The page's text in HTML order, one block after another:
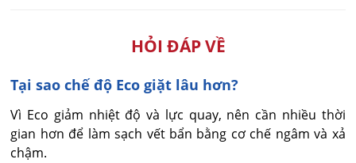
HỎI ĐÁP VỀ
Tại sao chế độ Eco giặt lâu hơn?
Vì Eco giảm nhiệt độ và lực quay, nên cần nhiều thời
gian hơn để làm sạch vết bẩn bằng cơ chế ngâm và xả
chậm.